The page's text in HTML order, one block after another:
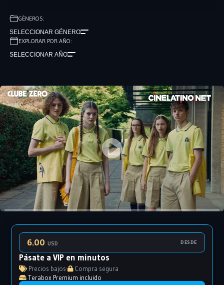
GÉNEROS:
SELECCIONAR GÉNERO
EXPLORAR POR AÑO:
SELECCIONAR AÑO
6.00USD DESDE
Pásate a VIP en minutos
Precios bajos·
Compra segura
Terabox Premium incluido